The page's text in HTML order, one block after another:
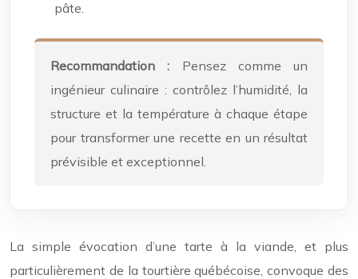
pâte.
Recommandation : Pensez comme un
ingénieur culinaire : contrôlez l’humidité, la
structure et la température à chaque étape
pour transformer une recette en un résultat
prévisible et exceptionnel.
La simple évocation d’une tarte à la viande, et plus
particulièrement de la tourtière québécoise, convoque des